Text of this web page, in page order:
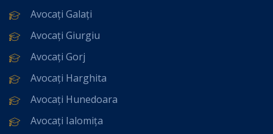
Avocați Galați
Avocați Giurgiu
Avocați Gorj
Avocați Harghita
Avocați Hunedoara
Avocați Ialomița